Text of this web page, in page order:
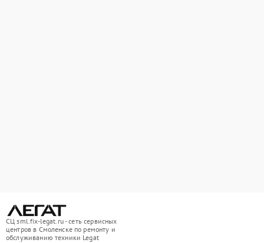
СЦ sml.fix-legat.ru - сеть сервисных
центров в Смоленске по ремонту и
обслуживанию техники Legat